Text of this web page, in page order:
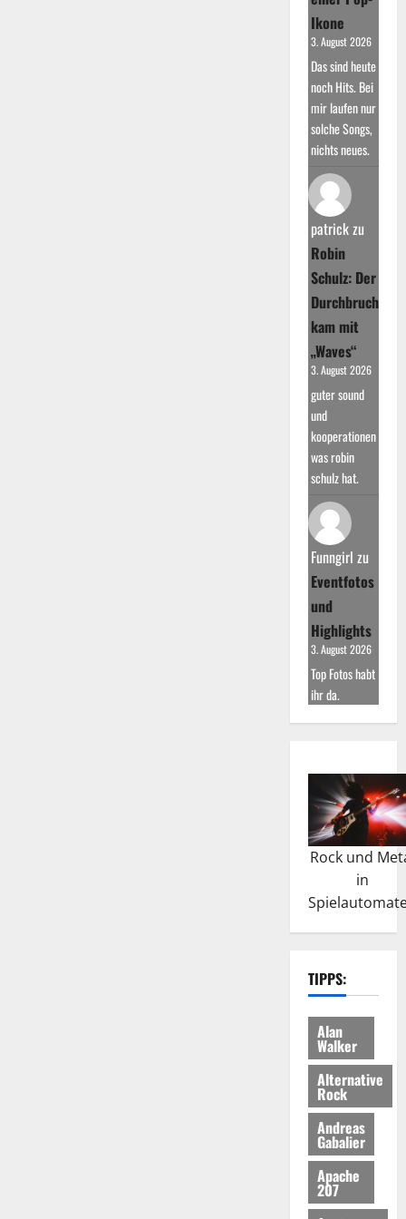
Ikone
3. August 2026
Das sind heute
noch Hits. Bei
mir laufen nur
solche Songs,
nichts neues.
patrickzu
Robin
Schulz: Der
Durchbruch
kam mit
„Waves“
3. August 2026
guter sound
und
kooperationen
was robin
schulz hat.
Funngirl zu
Eventfotos
und
Highlights
3. August 2026
Top Fotos habt
ihr da.
Rock und
in
TIPPS:
Alan
Walker
Alternative
Rock
Andreas
Gabalier
Apache
207